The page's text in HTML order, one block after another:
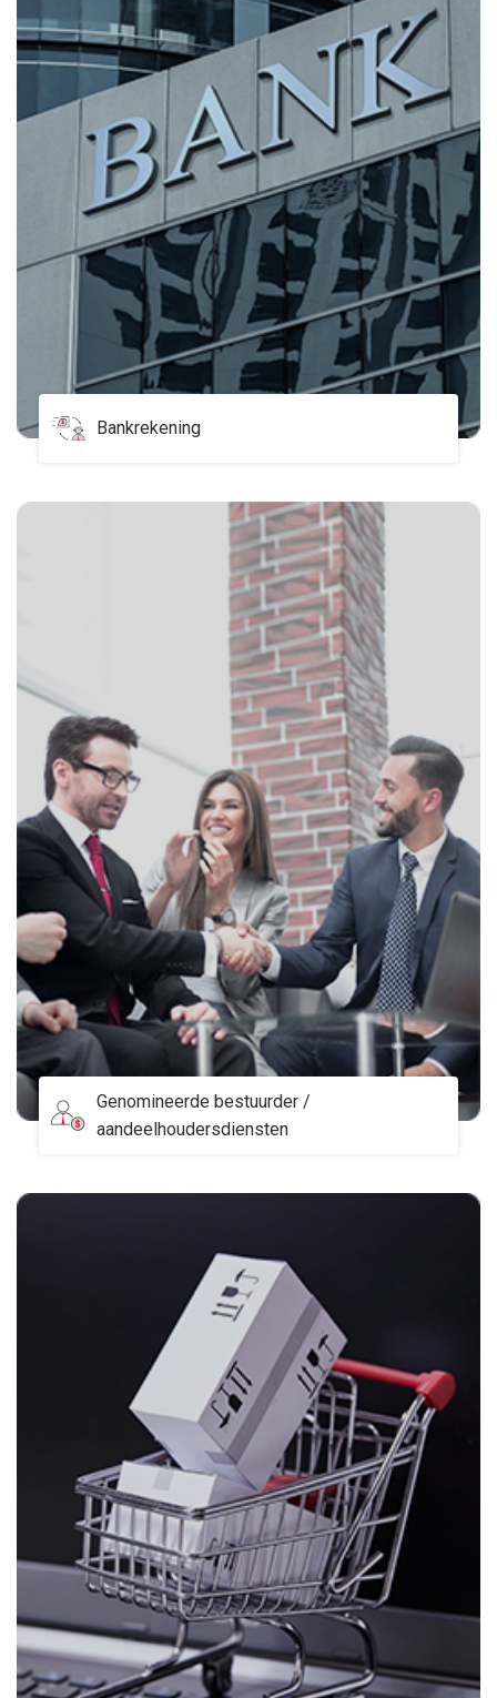
Bankrekening
Genomineerde bestuurder /
aandeelhoudersdiensten